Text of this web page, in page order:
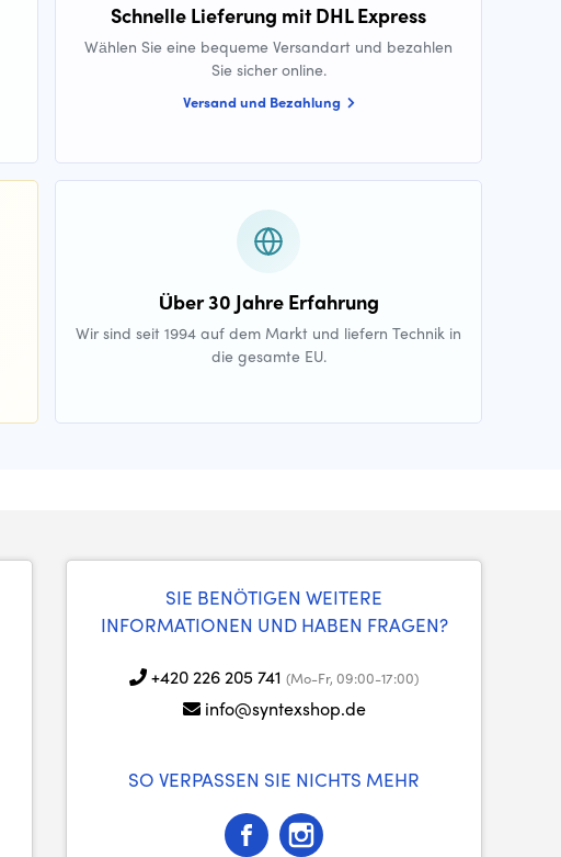
Schnelle Lieferung mit DHL Express
Wählen Sie eine bequeme Versandart und bezahlen
Sie sicher online.
Versand und Bezahlung
Über 30 Jahre Erfahrung
Wir sind seit 1994 auf dem Markt und liefern Technik in
die gesamte EU.
SIE BENÖTIGEN WEITERE
INFORMATIONEN UND HABEN FRAGEN?
+420 226 205 741 (Mo-Fr, 09:00-17:00)
info@syntexshop.de
SO VERPASSEN SIE NICHTS MEHR